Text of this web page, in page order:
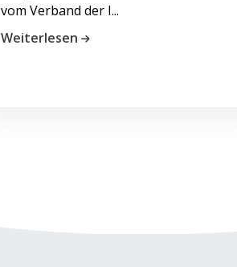
vom Verband der I...
Weiterlesen